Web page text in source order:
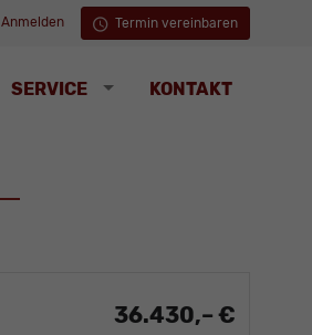
Anmelden Termin vereinbaren
SERVICE KONTAKT
36.430,– €